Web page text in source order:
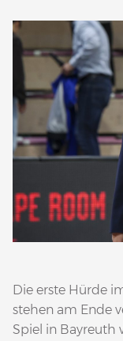
Die erste Hürde
stehen am Ende
Spiel in Bayreuth